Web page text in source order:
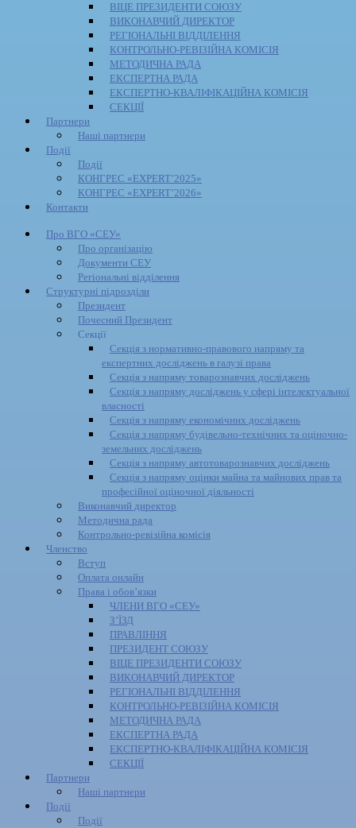
ВІЦЕ ПРЕЗИДЕНТИ СОЮЗУ
ВИКОНАВЧИЙ ДИРЕКТОР
РЕГІОНАЛЬНІ ВІДДІЛЕННЯ
КОНТРОЛЬНО-РЕВІЗІЙНА КОМІСІЯ
МЕТОДИЧНА РАДА
ЕКСПЕРТНА РАДА
ЕКСПЕРТНО-КВАЛІФІКАЦІЙНА КОМІСІЯ
СЕКЦІЇ
Партнери
Наші партнери
Події
Події
КОНГРЕС «EXPERT’2025»
КОНГРЕС «EXPERT’2026»
Контакти
Про ВГО «СЕУ»
Про організацію
Документи СЕУ
Регіональні відділення
Структурні підрозділи
Президент
Почесний Президент
Секції
Секція з нормативно-правового напряму та
експертних досліджень в галузі права
Секція з напряму товарознавчих досліджень
Секція з напряму досліджень у сфері інтелектуальної
власності
Секція з напряму економічних досліджень
Секція з напряму будівельно-технічних та оціночно-
земельних досліджень
Секція з напряму автотоварознавчих досліджень
Секція з напряму оцінки майна та майнових прав та
професійної оціночної діяльності
Виконавчий директор
Методична рада
Контрольно-ревізійна комісія
Членство
Вступ
Оплата онлайн
Права і обов’язки
ЧЛЕНИ ВГО «СЕУ»
З’ЇЗД
ПРАВЛІННЯ
ПРЕЗИДЕНТ СОЮЗУ
ВІЦЕ ПРЕЗИДЕНТИ СОЮЗУ
ВИКОНАВЧИЙ ДИРЕКТОР
РЕГІОНАЛЬНІ ВІДДІЛЕННЯ
КОНТРОЛЬНО-РЕВІЗІЙНА КОМІСІЯ
МЕТОДИЧНА РАДА
ЕКСПЕРТНА РАДА
ЕКСПЕРТНО-КВАЛІФІКАЦІЙНА КОМІСІЯ
СЕКЦІЇ
Партнери
Наші партнери
Події
Події